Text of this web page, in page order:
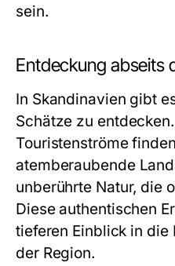
sein.
Entdeckung abseits
In Skandinavien gibt
Schätze zu
Touristenströme
atemberaubende
unberührte Natur, die
Diese authentischen
tieferen Einblick in die
der Region.